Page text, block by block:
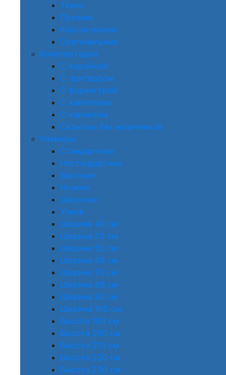
Техно
Прованс
Классические
Оригинальные
Комплектация
С коробкой
С притвором
С фурнитурой
С капителью
С карнизом
Скрытые без наличников
Размеры
Стандартные
Нестандартные
Высокие
Низкие
Широкие
Узкие
Ширина 40 см
Ширина 50 см
Ширина 55 см
Ширина 60 см
Ширина 70 см
Ширина 80 см
Ширина 90 см
Ширина 100 см
Высота 190 см
Высота 200 см
Высота 210 см
Высота 220 см
Высота 230 см